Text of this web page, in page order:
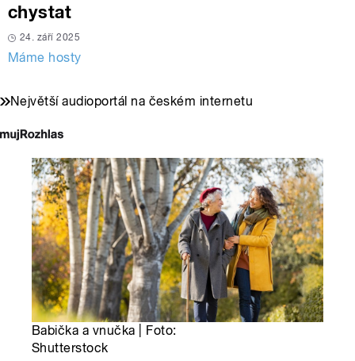
chystat
24. září 2025
Máme hosty
Největší audioportál na českém internetu
Babička a vnučka | Foto:
Shutterstock